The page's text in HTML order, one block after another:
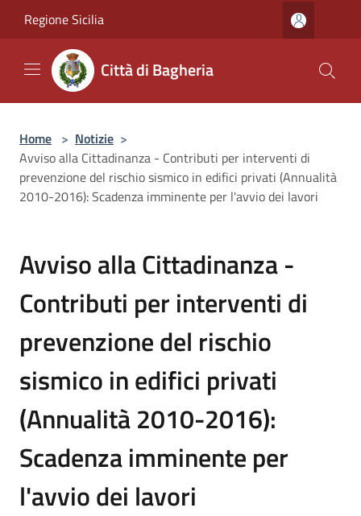
Regione Sicilia
Città di Bagheria
Home > Notizie >
Avviso alla Cittadinanza - Contributi per interventi di
prevenzione del rischio sismico in edifici privati (Annualità
2010-2016): Scadenza imminente per l'avvio dei lavori
Avviso alla Cittadinanza -
Contributi per interventi di
prevenzione del rischio
sismico in edifici privati
(Annualità 2010-2016):
Scadenza imminente per
l'avvio dei lavori